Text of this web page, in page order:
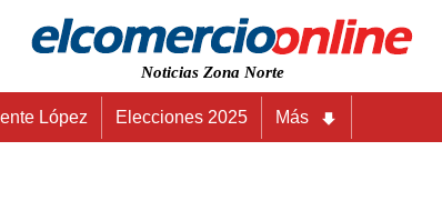
Noticias Zona Norte
López Elecciones 2025 Más